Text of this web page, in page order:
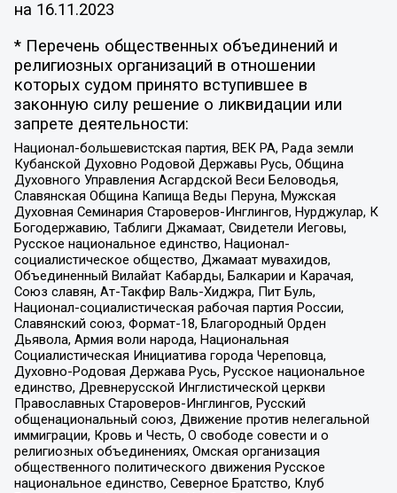
на 16.11.2023
* Перечень общественных объединений и
религиозных организаций в отношении
которых судом принято вступившее в
законную силу решение о ликвидации или
запрете деятельности:
Национал-большевистская партия, ВЕК РА, Рада земли
Кубанской Духовно Родовой Державы Русь, Община
Духовного Управления Асгардской Веси Беловодья,
Славянская Община Капища Веды Перуна, Мужская
Духовная Семинария Староверов-Инглингов, Нурджулар, К
Богодержавию, Таблиги Джамаат, Свидетели Иеговы,
Русское национальное единство, Национал-
социалистическое общество, Джамаат мувахидов,
Объединенный Вилайат Кабарды, Балкарии и Карачая,
Союз славян, Ат-Такфир Валь-Хиджра, Пит Буль,
Национал-социалистическая рабочая партия России,
Славянский союз, Формат-18, Благородный Орден
Дьявола, Армия воли народа, Национальная
Социалистическая Инициатива города Череповца,
Духовно-Родовая Держава Русь, Русское национальное
единство, Древнерусской Инглистической церкви
Православных Староверов-Инглингов, Русский
общенациональный союз, Движение против нелегальной
иммиграции, Кровь и Честь, О свободе совести и о
религиозных объединениях, Омская организация
общественного политического движения Русское
национальное единство, Северное Братство, Клуб